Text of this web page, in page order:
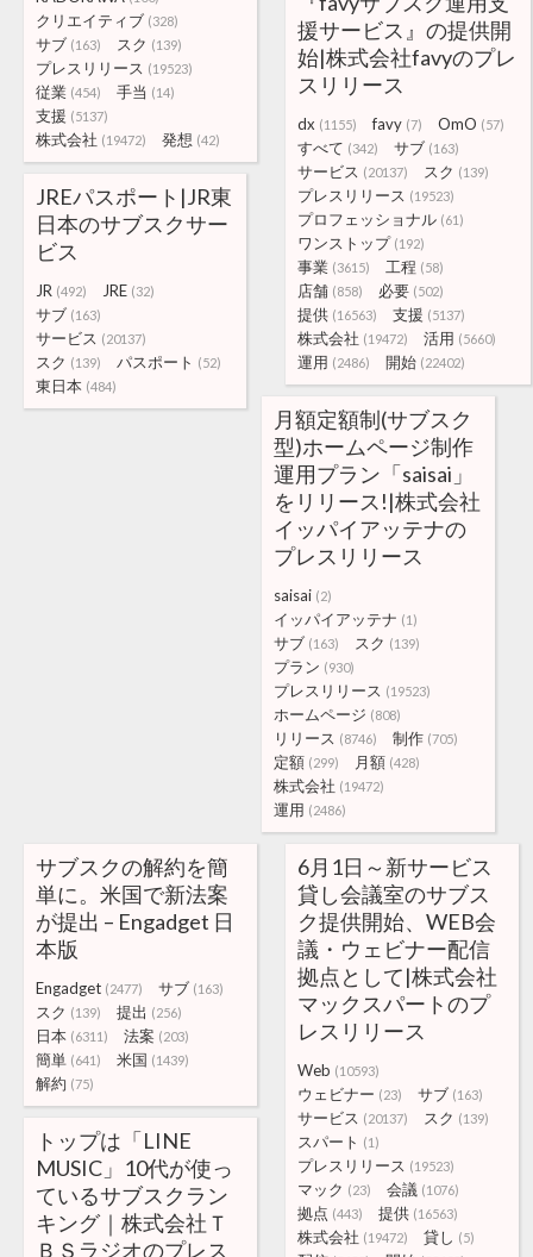
援サービス』の提供開
始|株式会社favyのプレ
スリリース
dx (1155) favy (7) OmO (57)
すべて (342) サブ (163)
サービス (20137) スク (139)
プレスリリース (19523)
プロフェッショナル (61)
ワンストップ (192)
事業 (3615) 工程 (58)
店舗 (858) 必要 (502)
提供 (16563) 支援 (5137)
株式会社 (19472) 活用 (5660)
運用 (2486) 開始 (22402)
クリエイティブ (328)
サブ (163) スク (139)
プレスリリース (19523)
従業 (454) 手当 (14)
支援 (5137)
株式会社 (19472) 発想 (42)
JREパスポート|JR東
日本のサブスクサー
ビス
JR (492) JRE (32)
サブ (163)
サービス (20137)
スク (139) パスポート (52)
東日本 (484)
月額定額制(サブスク
型)ホームページ制作
運用プラン「saisai」
をリリース!|株式会社
イッパイアッテナの
プレスリリース
saisai (2)
イッパイアッテナ (1)
サブ (163) スク (139)
プラン (930)
プレスリリース (19523)
ホームページ (808)
リリース (8746) 制作 (705)
定額 (299) 月額 (428)
株式会社 (19472)
運用 (2486)
サブスクの解約を簡
単に。米国で新法案
が提出 – Engadget 日
本版
Engadget (2477) サブ (163)
スク (139) 提出 (256)
日本 (6311) 法案 (203)
簡単 (641) 米国 (1439)
解約 (75)
6月1日～新サービス
貸し会議室のサブス
ク提供開始、WEB会
議・ウェビナー配信
拠点として|株式会社
マックスパートのプ
レスリリース
Web (10593)
ウェビナー (23) サブ (163)
サービス (20137) スク (139)
スパート (1)
プレスリリース (19523)
マック (23) 会議 (1076)
拠点 (443) 提供 (16563)
株式会社 (19472) 貸し (5)
トップは「LINE
MUSIC」10代が使っ
ているサブスクラン
キング｜株式会社Ｔ
ＢＳラジオのプレス